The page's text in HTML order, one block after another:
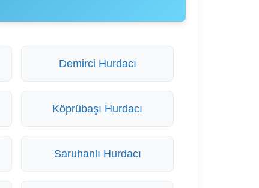
Demirci Hurdacı
Köprübaşı Hurdacı
Saruhanlı Hurdacı